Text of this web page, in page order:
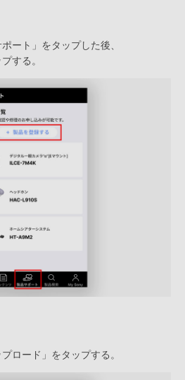
ート」をタップした後、
する。
ロード」をタップする。